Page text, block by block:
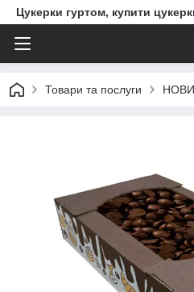
Цукерки гуртом, купити
Товари та послуги